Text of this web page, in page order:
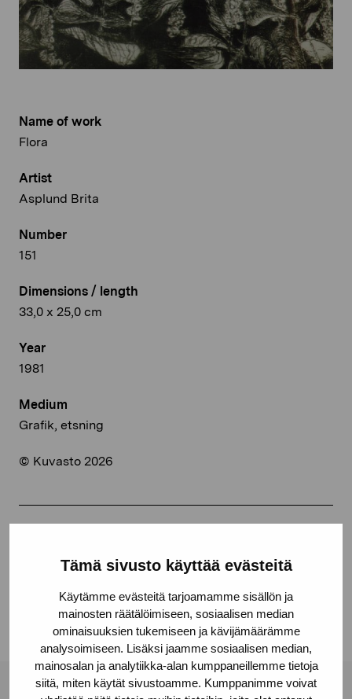
Tämä sivusto käyttää evästeitä
Käytämme evästeitä tarjoamamme sisällön ja
mainosten räätälöimiseen, sosiaalisen median
ominaisuuksien tukemiseen ja kävijämäärämme
analysoimiseen. Lisäksi jaamme sosiaalisen median,
mainosalan ja analytiikka-alan kumppaneillemme tietoja
siitä, miten käytät sivustoamme. Kumppanimme voivat
Name of work
Flora
Artist
Asplund Brita
Number
151
Dimensions / length
33,0 x 25,0 cm
Year
1981
Medium
Grafik, etsning
© Kuvasto 2026
Facebook
Linkedin